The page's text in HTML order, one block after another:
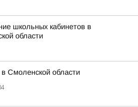
школьных кабинетов в
области
в Смоленской области